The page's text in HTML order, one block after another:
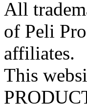
All
of Peli
affiliates.
This